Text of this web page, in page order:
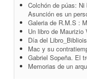
Colchón de púas:
Asunción es un
Galeria de R.M.S :
Un libro de Maurizio
Día del
Mac y su
Gabriel Sopeña. El
Memorias de un